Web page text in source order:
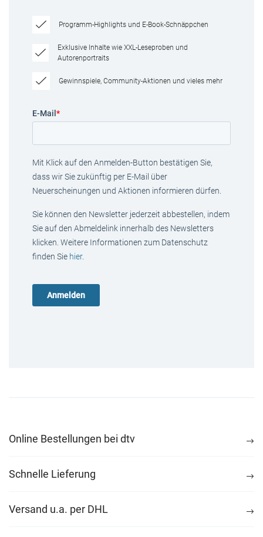
Programm-Highlights und E-Book-Schnäppchen
Exklusive Inhalte wie XXL-Leseproben und
Autorenportraits
Gewinnspiele, Community-Aktionen und vieles mehr
E-Mail *
Mit Klick auf den Anmelden-Button bestätigen Sie,
dass wir Sie zukünftig per E-Mail über
Neuerscheinungen und Aktionen informieren dürfen.
Sie können den Newsletter jederzeit abbestellen, indem
Sie auf den Abmeldelink innerhalb des Newsletters
klicken. Weitere Informationen zum Datenschutz
finden Sie hier.
Online Bestellungen bei dtv
Schnelle Lieferung
Versand u.a. per DHL